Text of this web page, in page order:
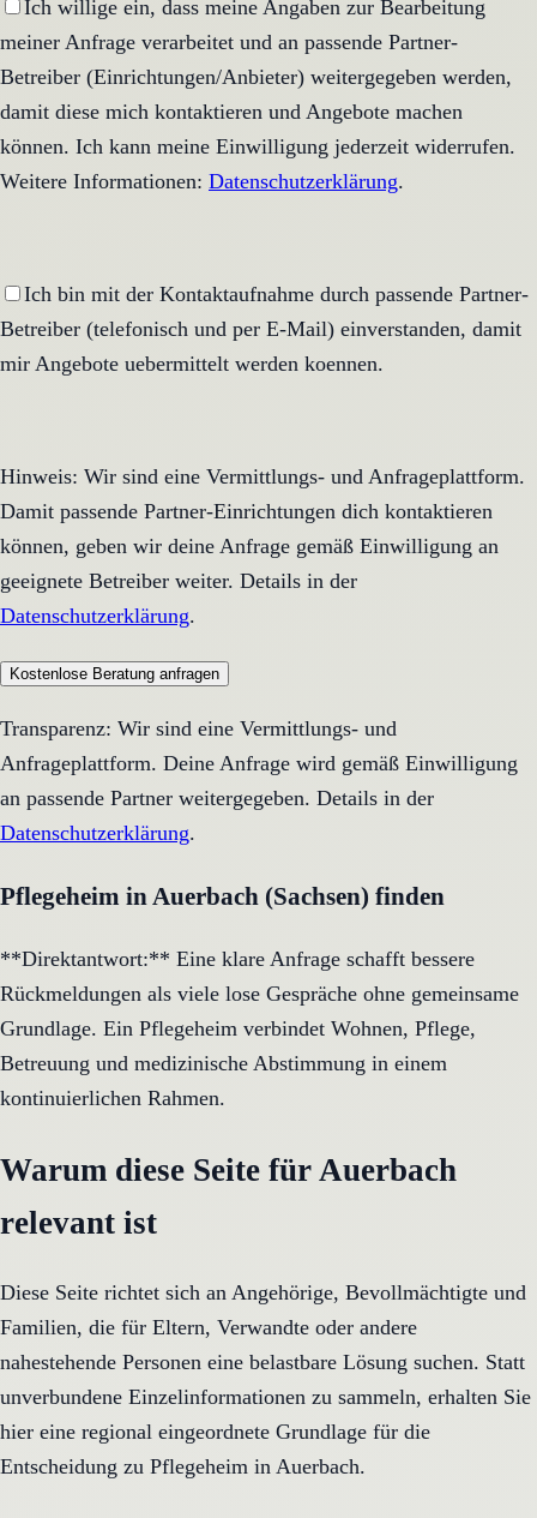
Ich willige ein, dass meine Angaben zur Bearbeitung
meiner Anfrage verarbeitet und an passende Partner-
Betreiber (Einrichtungen/Anbieter) weitergegeben werden,
damit diese mich kontaktieren und Angebote machen
können. Ich kann meine Einwilligung jederzeit widerrufen.
Weitere Informationen: Datenschutzerklärung.
Ich bin mit der Kontaktaufnahme durch passende Partner-
Betreiber (telefonisch und per E-Mail) einverstanden, damit
mir Angebote uebermittelt werden koennen.
Hinweis: Wir sind eine Vermittlungs- und Anfrageplattform.
Damit passende Partner-Einrichtungen dich kontaktieren
können, geben wir deine Anfrage gemäß Einwilligung an
geeignete Betreiber weiter. Details in der
Datenschutzerklärung.
Kostenlose Beratung anfragen
Transparenz: Wir sind eine Vermittlungs- und
Anfrageplattform. Deine Anfrage wird gemäß Einwilligung
an passende Partner weitergegeben. Details in der
Datenschutzerklärung.
Pflegeheim in Auerbach (Sachsen) finden
**Direktantwort:** Eine klare Anfrage schafft bessere
Rückmeldungen als viele lose Gespräche ohne gemeinsame
Grundlage. Ein Pflegeheim verbindet Wohnen, Pflege,
Betreuung und medizinische Abstimmung in einem
kontinuierlichen Rahmen.
Warum diese Seite für Auerbach
relevant ist
Diese Seite richtet sich an Angehörige, Bevollmächtigte und
Familien, die für Eltern, Verwandte oder andere
nahestehende Personen eine belastbare Lösung suchen. Statt
unverbundene Einzelinformationen zu sammeln, erhalten Sie
hier eine regional eingeordnete Grundlage für die
Entscheidung zu Pflegeheim in Auerbach.